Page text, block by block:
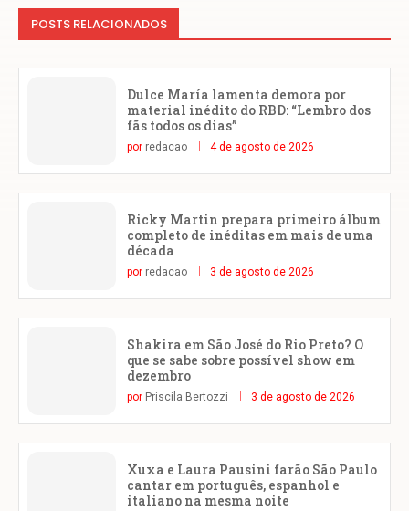
POSTS RELACIONADOS
Dulce María lamenta demora por
material inédito do RBD: “Lembro dos
fãs todos os dias”
por redacao 4 de agosto de 2026
Ricky Martin prepara primeiro álbum
completo de inéditas em mais de uma
década
por redacao 3 de agosto de 2026
Shakira em São José do Rio Preto? O
que se sabe sobre possível show em
dezembro
por Priscila Bertozzi 3 de agosto de 2026
Xuxa e Laura Pausini farão São Paulo
cantar em português, espanhol e
italiano na mesma noite